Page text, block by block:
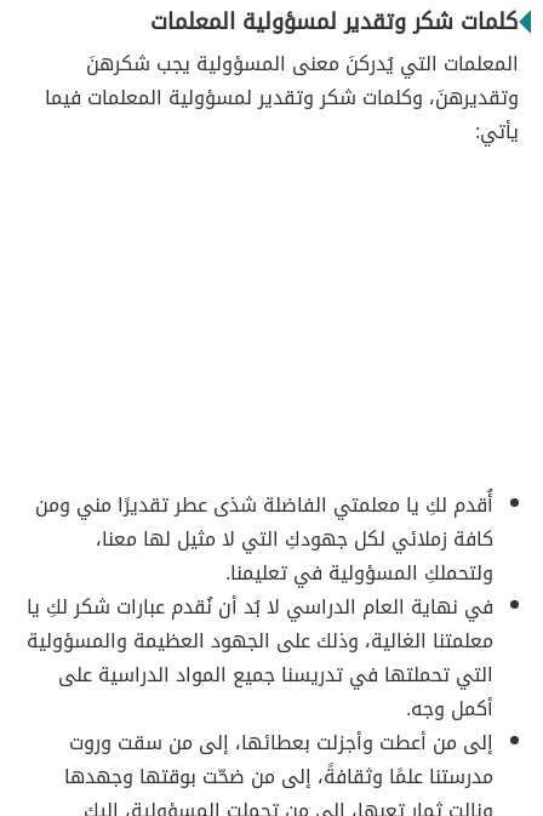
كلمات شكر وتقدير لمسؤولية المعلمات
المعلمات التي يُدركنَ معنى المسؤولية يجب شكرهنَ
وتقديرهنَ، وكلمات شكر وتقدير لمسؤولية المعلمات فيما
يأتي:
أُقدم لكِ يا معلمتي الفاضلة شذى عطر تقديرًا مني ومن
كافة زملائي لكل جهودكِ التي لا مثيل لها معنا،
ولتحملكِ المسؤولية في تعليمنا.
في نهاية العام الدراسي لا بُد أن نُقدم عبارات شكر لكِ يا
معلمتنا الغالية، وذلك على الجهود العظيمة والمسؤولية
التي تحملتها في تدريسنا جميع المواد الدراسية على
أكمل وجه.
إلى من أعطت وأجزلت بعطائها، إلى من سقت وروت
مدرستنا علمًا وثقافةً، إلى من ضحّت بوقتها وجهدها